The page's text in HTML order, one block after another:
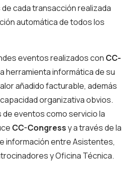
cada transacción realizada
automática de todos los
eventos realizados con CC-
herramienta informática de su
añadido facturable, además
organizativa obvios.
eventos como servicio la
CC-Congressy a través de la
información entre Asistentes,
y Oficina Técnica.